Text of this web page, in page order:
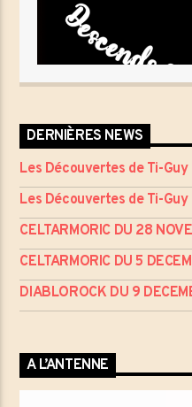
DERNIÈRES NEWS
Les Découvertes de Ti-
Les Découvertes de Ti-
CELTARMORIC DU 28
CELTARMORIC DU 5
DIABLOROCK DU 9
A L’ANTENNE